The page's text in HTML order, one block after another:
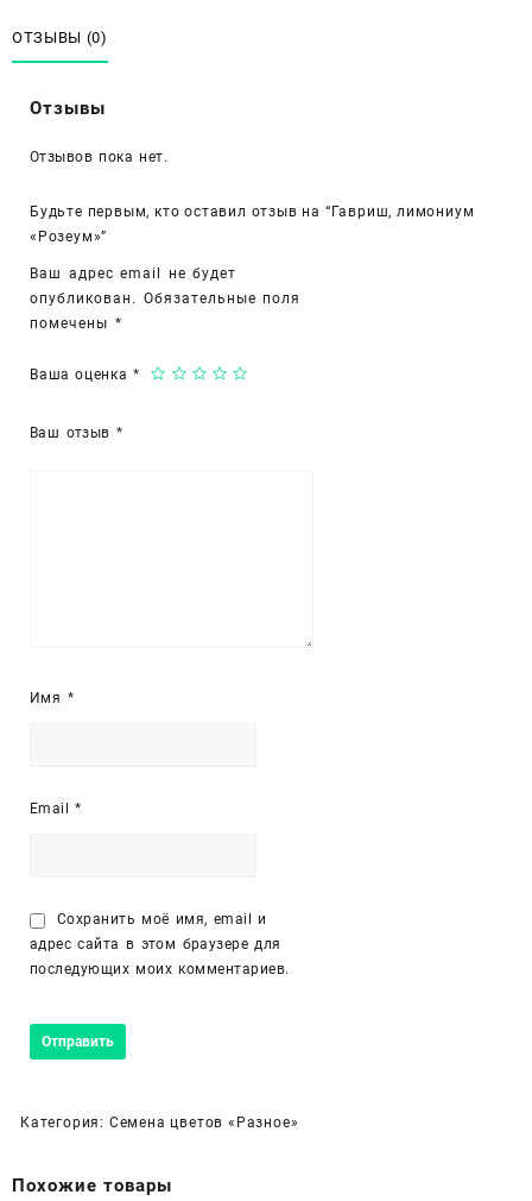
«Розеум»
ОТЗЫВЫ (0)
Отзывы
Отзывов пока нет.
Будьте первым, кто оставил отзыв на “Гавриш, лимониум
«Розеум»”
Ваш адрес email не будет
опубликован. Обязательные поля
помечены *
Ваша оценка *
Ваш отзыв *
Имя *
Email*
Сохранить моё имя, email и
адрес сайта в этом браузере для
последующих моих комментариев.
Категория: Семена цветов «Разное»
Похожие товары